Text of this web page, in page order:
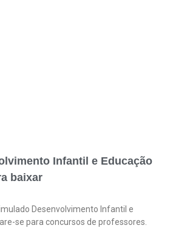
Infantil e Educação
baixar
Desenvolvimento Infantil e
se para concursos de professores.